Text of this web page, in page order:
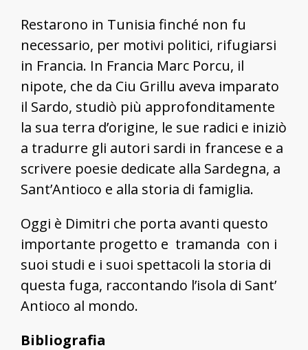
Restarono in Tunisia finché non fu
necessario, per motivi politici, rifugiarsi
in Francia. In Francia Marc Porcu, il
nipote, che da Ciu Grillu aveva imparato
il Sardo, studiò più approfonditamente
la sua terra d’origine, le sue radici e iniziò
a tradurre gli autori sardi in francese e a
scrivere poesie dedicate alla Sardegna, a
Sant’Antioco e alla storia di famiglia.
Oggi è Dimitri che porta avanti questo
importante progetto e tramanda con i
suoi studi e i suoi spettacoli la storia di
questa fuga, raccontando l’isola di Sant’
Antioco al mondo.
Bibliografia